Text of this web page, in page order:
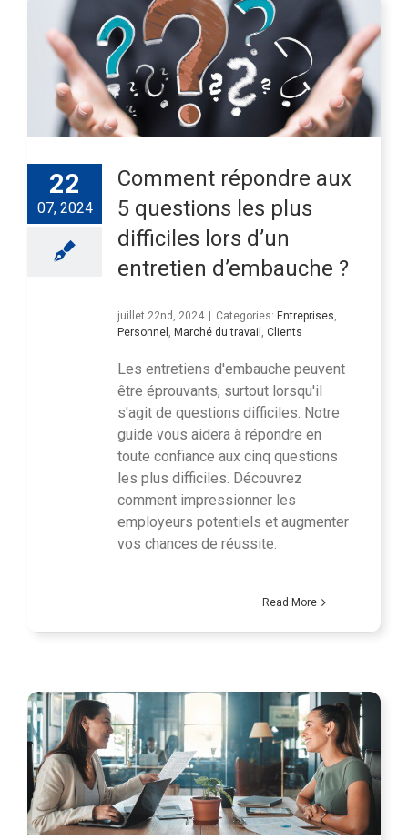
22
07, 2024
Comment répondre aux
5 questions les plus
difficiles lors d’un
entretien d’embauche ?
juillet 22nd, 2024 Categories: Entreprises,
Personnel , Marché du travail , Clients
Les entretiens d'embauche peuvent
être éprouvants, surtout lorsqu'il
s'agit de questions difficiles. Notre
guide vous aidera à répondre en
toute confiance aux cinq questions
les plus difficiles. Découvrez
comment impressionner les
employeurs potentiels et augmenter
vos chances de réussite.
Read More